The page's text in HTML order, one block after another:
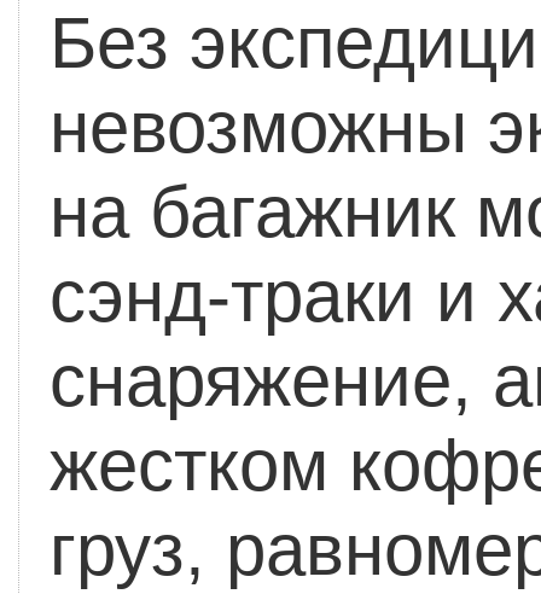
Без
невозможны
на багажник
сэнд-траки и
снаряжение,
жестком
груз,